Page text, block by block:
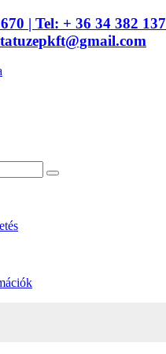
| Tel: + 36 34 382 137